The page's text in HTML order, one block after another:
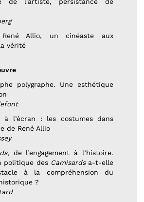
de l'artiste, persistance de
René Allio, un cinéaste aux
vérité
polygraphe. Une esthétique
à l’écran : les costumes dans
de René Allio
, de l’engagement à l’histoire.
politique des Camisards a-t-elle
à la compréhension du
?